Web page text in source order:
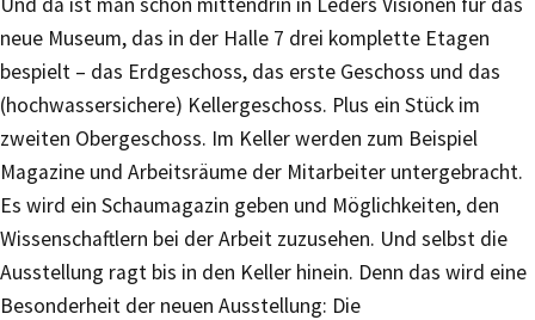
neue Museum, das in der Halle 7 drei komplette Etagen
bespielt – das Erdgeschoss, das erste Geschoss und das
(hochwassersichere) Kellergeschoss. Plus ein Stück im
zweiten Obergeschoss. Im Keller werden zum Beispiel
Magazine und Arbeitsräume der Mitarbeiter untergebracht.
Es wird ein Schaumagazin geben und Möglichkeiten, den
Wissenschaftlern bei der Arbeit zuzusehen. Und selbst die
Ausstellung ragt bis in den Keller hinein. Denn das wird eine
Besonderheit der neuen Ausstellung: Die